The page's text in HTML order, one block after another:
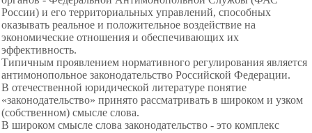
России) и его территориальных управлений, способных
оказывать реальное и положительное воздействие на
экономические отношения и обеспечивающих их
эффективность.
Типичным проявлением нормативного регулирования является
антимонопольное законодательство Российской Федерации.
В отечественной юридической литературе понятие
«законодательство» принято рассматривать в широком и узком
(собственном) смысле слова.
В широком смысле слова законодательство - это комплекс